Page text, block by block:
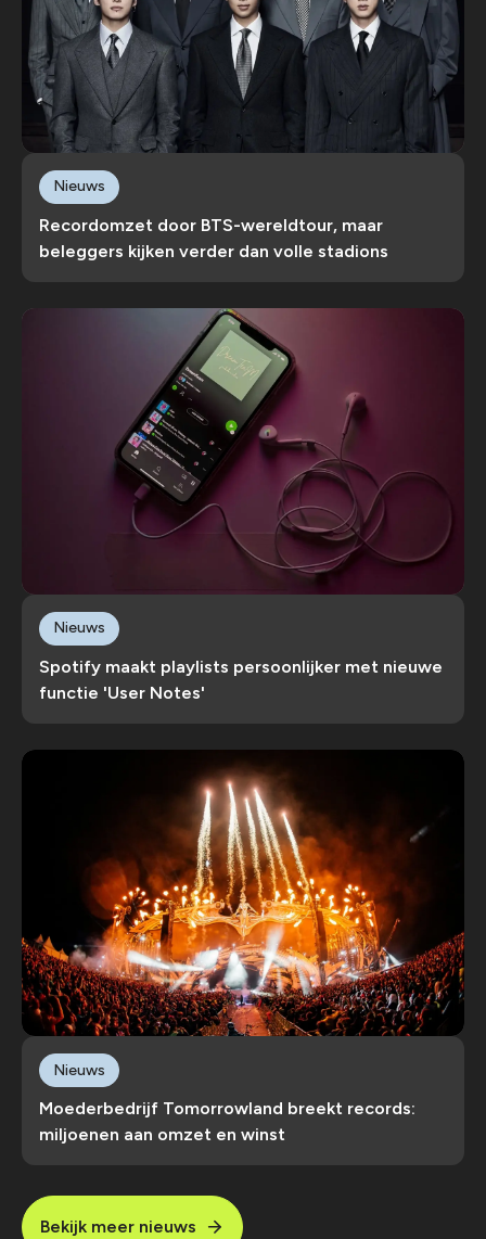
Recordomzet door BTS-wereldtour, maar
beleggers kijken verder dan volle stadions
Nieuws
Spotify maakt playlists persoonlijker met nieuwe
functie 'User Notes'
Nieuws
Moederbedrijf Tomorrowland breekt records:
miljoenen aan omzet en winst
Nieuws
Bekijk meer nieuws